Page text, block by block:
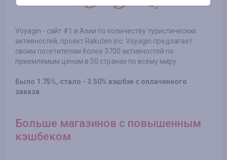
Voyagin - сайт #1 в Азии по количеству туристических
активностей, проект Rakuten inc. Voyagin предлагает
своим посетителям более 3700 активностей по
приемлемым ценам в 50 странах по всему миру.
Было 1.75%, стало - 3.50% кэшбэк с оплаченного
заказа
Больше магазинов с повышенным
кэшбеком